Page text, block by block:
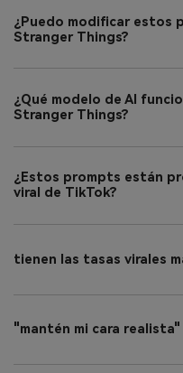
¿Puedo modificar estos
Stranger Things?
¿Qué modelo de AI
Stranger Things?
¿Estos prompts están
viral de TikTok?
tienen las tasas virales
"mantén mi cara realista"